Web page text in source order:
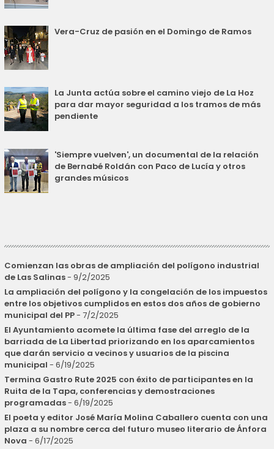
Vera-Cruz de pasión en el Domingo de Ramos
La Junta actúa sobre el camino viejo de La Hoz
para dar mayor seguridad a los tramos de más
pendiente
'Siempre vuelven', un documental de la relación
de Bernabé Roldán con Paco de Lucía y otros
grandes músicos
Comienzan las obras de ampliación del polígono industrial
de Las Salinas- 9/2/2025
La ampliación del polígono y la congelación de los impuestos
entre los objetivos cumplidos en estos dos años de gobierno
municipal del PP- 7/2/2025
El Ayuntamiento acomete la última fase del arreglo de la
barriada de La Libertad priorizando en los aparcamientos
que darán servicio a vecinos y usuarios de la piscina
municipal - 6/19/2025
Termina Gastro Rute 2025 con éxito de participantes en la
Ruita de la Tapa, conferencias y demostraciones
programadas- 6/19/2025
El poeta y editor José María Molina Caballero cuenta con una
plaza a su nombre cerca del futuro museo literario de Ánfora
Nova - 6/17/2025